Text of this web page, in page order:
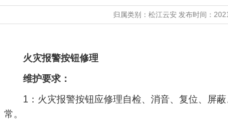
归属类别： 松江云安 发布时间：
火灾报警按钮修理
维护要求：
1：火灾报警按钮应修理自检、消音、复位、屏蔽
常。